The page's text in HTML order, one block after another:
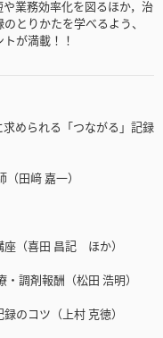
業務効率化を図るほか，治
とりかたを学べるよう、
が満載！！
められる「つながる」記録
田﨑 嘉一）
（喜田 昌記 ほか）
調剤報酬（松田 浩明）
のコツ（上村 克徳）